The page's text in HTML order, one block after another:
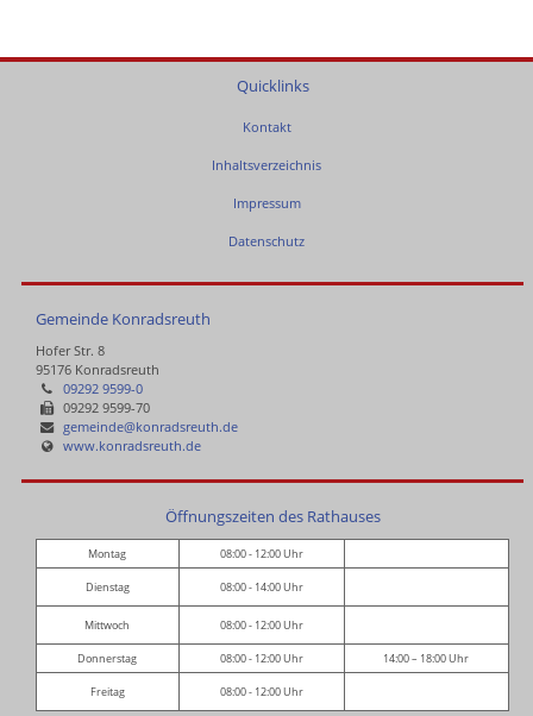
Quicklinks
Kontakt
Inhaltsverzeichnis
Impressum
Datenschutz
Gemeinde Konradsreuth
Hofer Str. 8
95176 Konradsreuth
09292 9599-0
09292 9599-70
gemeinde@konradsreuth.de
www.konradsreuth.de
Öffnungszeiten des Rathauses
Montag 08:00 - 12:00 Uhr
Dienstag 08:00 - 14:00 Uhr
Mittwoch 08:00 - 12:00 Uhr
Donnerstag 08:00 - 12:00 Uhr 14:00 – 18:00 Uhr
Freitag 08:00 - 12:00 Uhr